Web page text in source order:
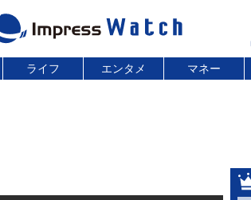
ライフ エンタメ マネー